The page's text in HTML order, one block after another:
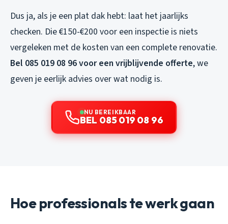
Dus ja, als je een plat dak hebt: laat het jaarlijks
checken. Die €150-€200 voor een inspectie is niets
vergeleken met de kosten van een complete renovatie.
Bel 085 019 08 96 voor een vrijblijvende offerte, we
geven je eerlijk advies over wat nodig is.
NU BEREIKBAAR
BEL 085 019 08 96
Hoe professionals te werk gaan